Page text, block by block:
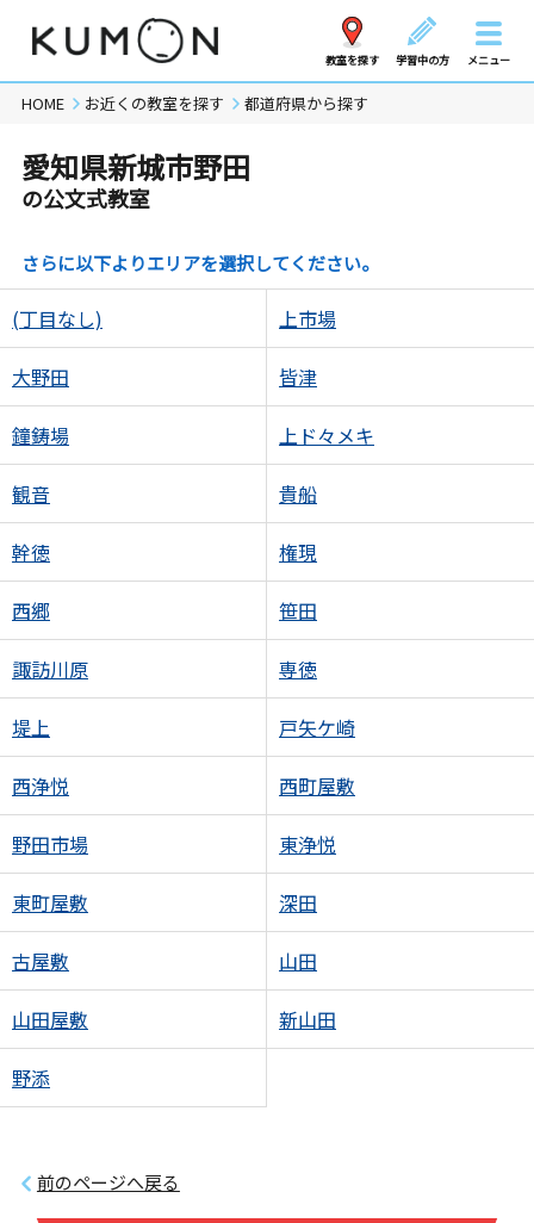
教室を探す 学習中の方 メニュー
HOME お近くの教室を探す 都道府県から探す
愛知県新城市野田
の公文式教室
さらに以下よりエリアを選択してください。
(丁目なし) 上市場
大野田 皆津
鐘鋳場 上ド々メキ
観音 貴船
幹徳 権現
西郷 笹田
諏訪川原 専徳
堤上 戸矢ケ崎
西浄悦 西町屋敷
野田市場 東浄悦
東町屋敷 深田
古屋敷 山田
山田屋敷 新山田
野添
前のページへ戻る